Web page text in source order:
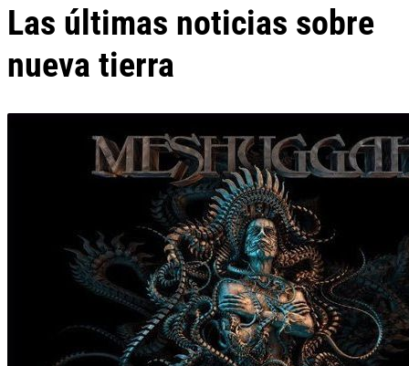
Las últimas noticias sobre
nueva tierra